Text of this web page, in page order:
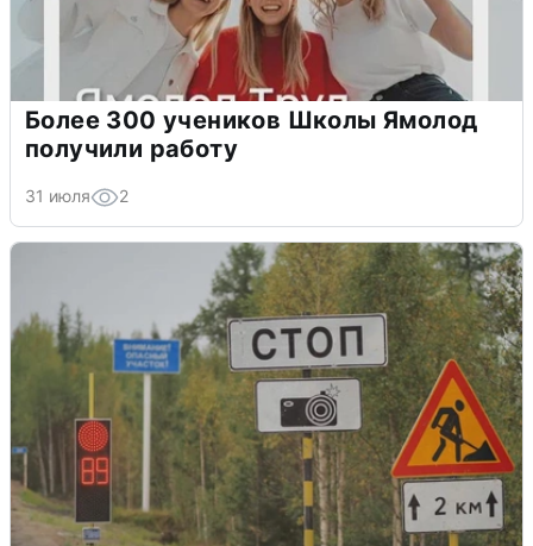
Более 300 учеников Школы Ямолод
получили работу
31 июля 2